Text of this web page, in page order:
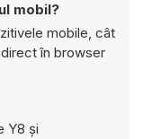
mobil?
mobile, cât
în browser
Y8 și